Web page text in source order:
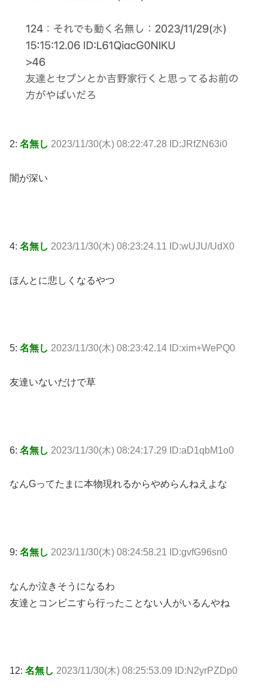
2: 名無し 2023/11/30(木) 08:22:47.28 ID:JRfZN63i0
闇が深い
4: 名無し 2023/11/30(木) 08:23:24.11 ID:wUJU/UdX0
ほんとに悲しくなるやつ
5: 名無し 2023/11/30(木) 08:23:42.14 ID:xim+WePQ0
友達いないだけで草
6: 名無し 2023/11/30(木) 08:24:17.29 ID:aD1qbM1o0
なんGってたまに本物現れるからやめらんねえよな
9: 名無し 2023/11/30(木) 08:24:58.21 ID:gvfG96sn0
なんか泣きそうになるわ
友達とコンビニすら行ったことない人がいるんやね
12: 名無し 2023/11/30(木) 08:25:53.09 ID:N2yrPZDp0